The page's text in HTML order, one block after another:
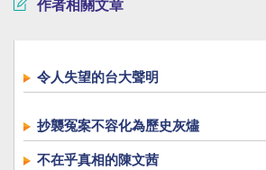
作者相關文章
令人失望的台大聲明
抄襲冤案不容化為歷史灰燼
不在乎真相的陳文茜